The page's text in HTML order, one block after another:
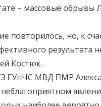
– массовые
повторилось, но, к
Костюк.
ГУпЧС МВД ПМР